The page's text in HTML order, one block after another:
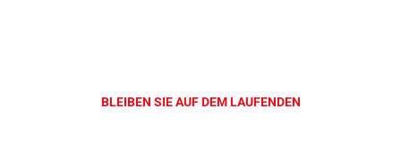
BLEIBEN SIE AUF DEM LAUFENDEN